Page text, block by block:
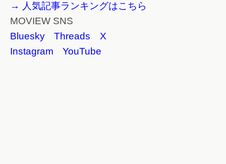
→ 人気記事ランキングはこちら
MOVIEW SNS
Bluesky
Threads
X
Instagram
YouTube